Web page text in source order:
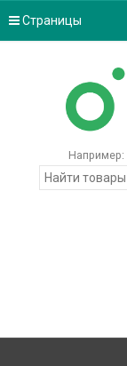
Страницы
Например: